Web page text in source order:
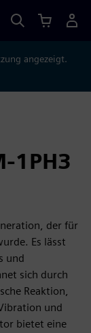
angezeigt.
1PH3
der für
Es lässt
und
sich durch
Reaktion,
und
bietet eine